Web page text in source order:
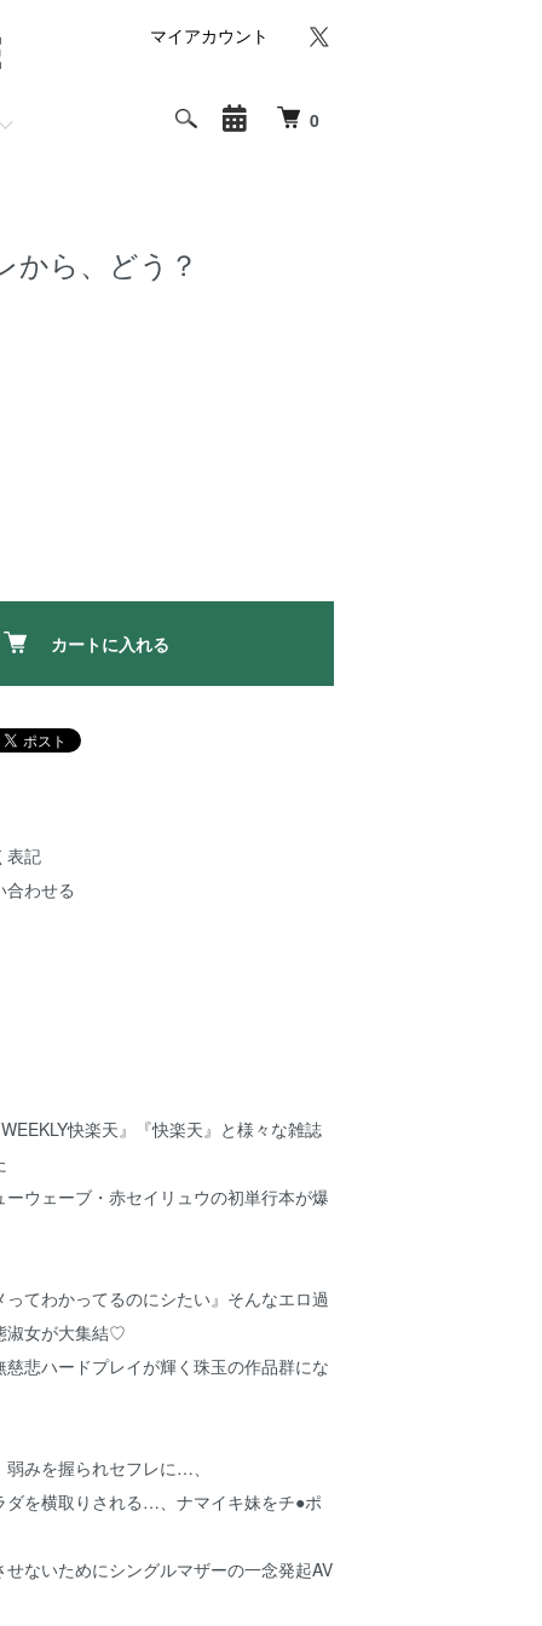
0
マイアカウント
から、どう？
カートに入れる
表記
合わせる
快楽天』『快楽天』と様々な雑誌
ウェーブ・赤セイリュウの初単行本が爆
ってわかってるのにシたい』そんなエロ過
淑女が大集結♡
悲ハードプレイが輝く珠玉の作品群にな
みを握られセフレに…、
ダを横取りされる…、ナマイキ妹をチ●ポ
ないためにシングルマザーの一念発起AV